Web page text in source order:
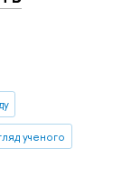
ученого